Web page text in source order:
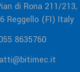
di Rona 211/213,
Reggello (FI) Italy
8635760